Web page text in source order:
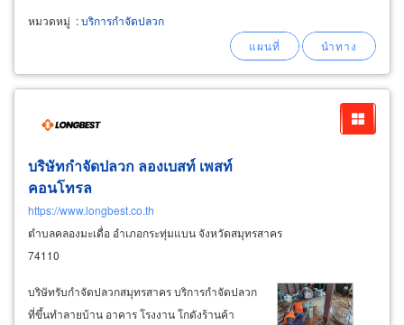
vapona 50ec, zutiirin 250ec
หมวดหมู่ :บริการกำจัดปลวก
บริษัทกำจัดปลวก ลองเบสท์ เพสท์
คอนโทรล
https://www.longbest.co.th
ตำบลคลองมะเดื่อ อำเภอกระทุ่มแบน จังหวัดสมุทรสาคร
74110
บริษัทรับกำจัดปลวกสมุทรสาคร บริการกำจัดปลวก
ที่ขึ้นทำลายบ้าน อาคาร โรงงาน โกดังร้านค้า